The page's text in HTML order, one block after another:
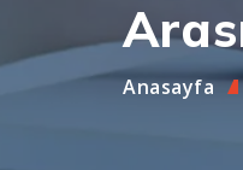
Anasayfa